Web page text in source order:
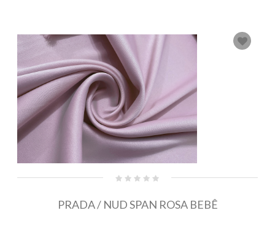
PRADA / NUD SPAN ROSA BEBÊ